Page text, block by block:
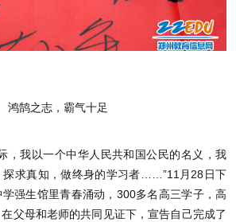
鸿鹄之志，霸气十足
我以一个中华人民共和国公民的名义，我
探求真知，做终身的学习者……”11月28日下
学强生馆里青春涌动，300多名高三学子，高
父母和老师的共同见证下，宣告自己完成了